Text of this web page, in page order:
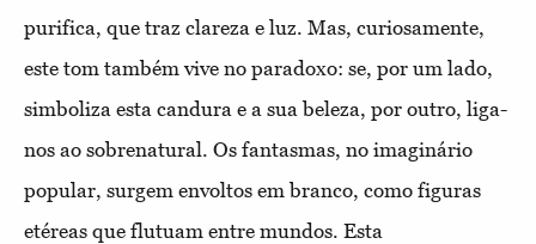
purifica, que traz clareza e luz. Mas, curiosamente,
este tom também vive no paradoxo: se, por um lado,
simboliza esta candura e a sua beleza, por outro, liga-
nos ao sobrenatural. Os fantasmas, no imaginário
popular, surgem envoltos em branco, como figuras
etéreas que flutuam entre mundos. Esta